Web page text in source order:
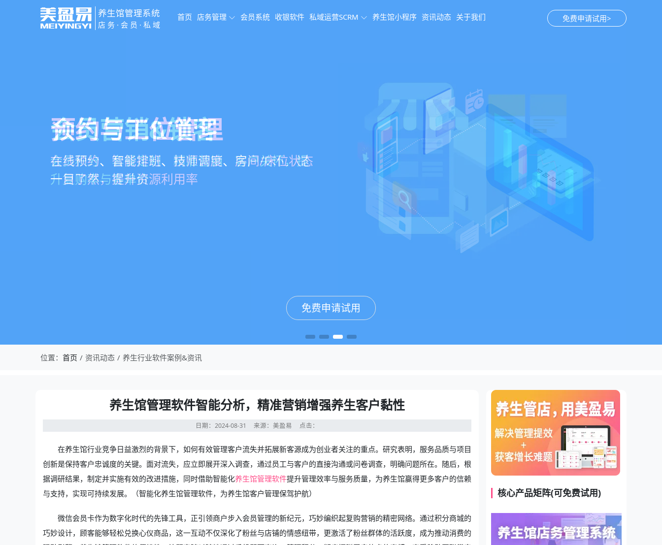
养生馆管理系统
店务·会员·私域
免费申请试用>
首页 店务管理 会员系统 收银软件 私域运营SCRM 养生馆小程序 资讯动态 关于我们
智慧养生馆管理系统
一站式解决养生馆预约、服务、会员、财务、营
销全流程数字化管理
免费申请试用
会员营销&锁客
会员积分、套餐定制、精准营销、客户关怀，提
升复购率与客单价
免费申请试用
预约与工位管理
在线预约、智能排班、技师调度、房间/床位状态
一目了然，提升资源利用率
免费申请试用
健康档案与效果追踪
客户体质记录、服务方案执行、效果对比，数据
化展示服务价值
免费申请试用
位置： 首页 资讯动态 养生行业软件案例&资讯
养生馆管理软件智能分析，精准营销增强养生客户黏性
日期：2024-08-31 来源：美盈易 点击：
在养生馆行业竞争日益激烈的背景下，如何有效管理客户流失并拓展新客源成为创业者关注的重点。研究表明，服务品质与项目
创新是保持客户忠诚度的关键。面对流失，应立即展开深入调查，通过员工与客户的直接沟通或问卷调查，明确问题所在。随后，根
据调研结果，制定并实施有效的改进措施，同时借助智能化养生馆管理软件提升管理效率与服务质量，为养生馆赢得更多客户的信赖
与支持，实现可持续发展。（智能化养生馆管理软件，为养生馆客户管理保驾护航）
微信会员卡作为数字化时代的先锋工具，正引领商户步入会员管理的新纪元，巧妙编织起复购营销的精密网络。通过积分商城的
巧妙设计，顾客能够轻松兑换心仪商品，这一互动不仅深化了粉丝与店铺的情感纽带，更激活了粉丝群体的活跃度，成为推动消费的
核心产品矩阵(可免费试用)